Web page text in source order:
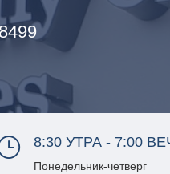
8:30 УТРА - 7:00
Понедельник-четверг